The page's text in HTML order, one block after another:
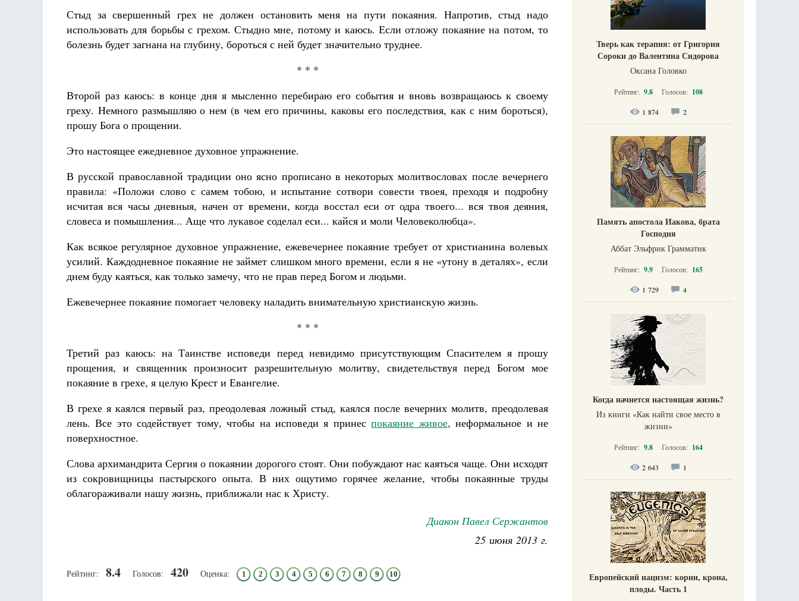
Стыд за свершенный грех не должен остановить меня на пути покаяния. Напротив, стыд надо
использовать для борьбы с грехом. Стыдно мне, потому и каюсь. Если отложу покаяние на потом, то
болезнь будет загнана на глубину, бороться с ней будет значительно труднее.
* * *
Второй раз каюсь: в конце дня я мысленно перебираю его события и вновь возвращаюсь к своему
греху. Немного размышляю о нем (в чем его причины, каковы его последствия, как с ним бороться),
прошу Бога о прощении.
Это настоящее ежедневное духовное упражнение.
В русской православной традиции оно ясно прописано в некоторых молитвословах после вечернего
правила: «Положи слово с самем тобою, и испытание сотвори совести твоея, преходя и подробну
исчитая вся часы дневныя, начен от времени, когда восстал еси от одра твоего... вся твоя деяния,
словеса и помышления... Аще что лукавое соделал еси... кайся и моли Человеколюбца».
Как всякое регулярное духовное упражнение, ежевечернее покаяние требует от христианина волевых
усилий. Каждодневное покаяние не займет слишком много времени, если я не «утону в деталях», если
днем буду каяться, как только замечу, что не прав перед Богом и людьми.
Ежевечернее покаяние помогает человеку наладить внимательную христианскую жизнь.
* * *
Третий раз каюсь: на Таинстве исповеди перед невидимо присутствующим Спасителем я прошу
прощения, и священник произносит разрешительную молитву, свидетельствуя перед Богом мое
покаяние в грехе, я целую Крест и Евангелие.
В грехе я каялся первый раз, преодолевая ложный стыд, каялся после вечерних молитв, преодолевая
лень. Все это содействует тому, чтобы на исповеди я принеспокаяние живое, неформальное и не
поверхностное.
Слова архимандрита Сергия о покаянии дорогого стоят. Они побуждают нас каяться чаще. Они исходят
из сокровищницы пастырского опыта. В них ощутимо горячее желание, чтобы покаянные труды
облагораживали нашу жизнь, приближали нас к Христу.
Диакон Павел Сержантов
25 июня 2013 г.
Рейтинг: 8.4 Голосов: 420 Оценка: 1 2 3 4 5 6 7 8 9 10
Тверь как терапия: от Григория
Сороки до Валентина Сидорова
Оксана Головко
Рейтинг: 9.8 Голосов: 108
1 874 2
Память апостола Иакова, брата
Господня
Аббат Эльфрик Грамматик
Рейтинг: 9.9 Голосов: 165
1 729 4
Когда начнется настоящая жизнь?
Из книги «Как найти свое место в
жизни​»
Рейтинг: 9.8 Голосов: 164
2 643 1
Европейский нацизм: корни, крона,
плоды. Часть 1